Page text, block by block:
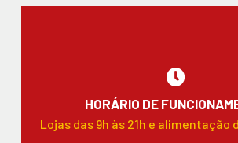
HORÁRIO DE
Lojas das 9h às 21h e alimentação